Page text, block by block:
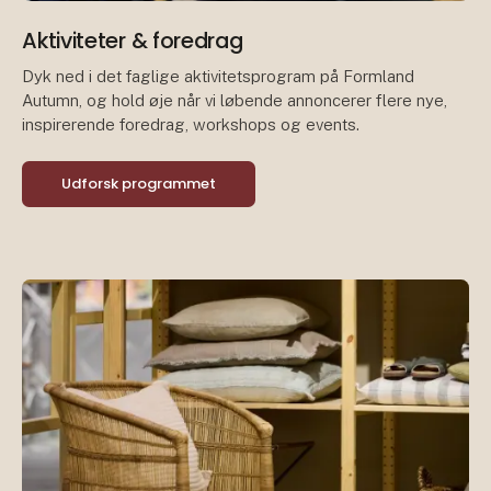
Aktiviteter & foredrag
Dyk ned i det faglige aktivitetsprogram på Formland
Autumn, og hold øje når vi løbende annoncerer flere nye,
inspirerende foredrag, workshops og events.
Udforsk programmet